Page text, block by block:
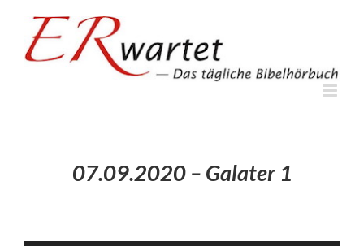
springen
07.09.2020 – Galater 1